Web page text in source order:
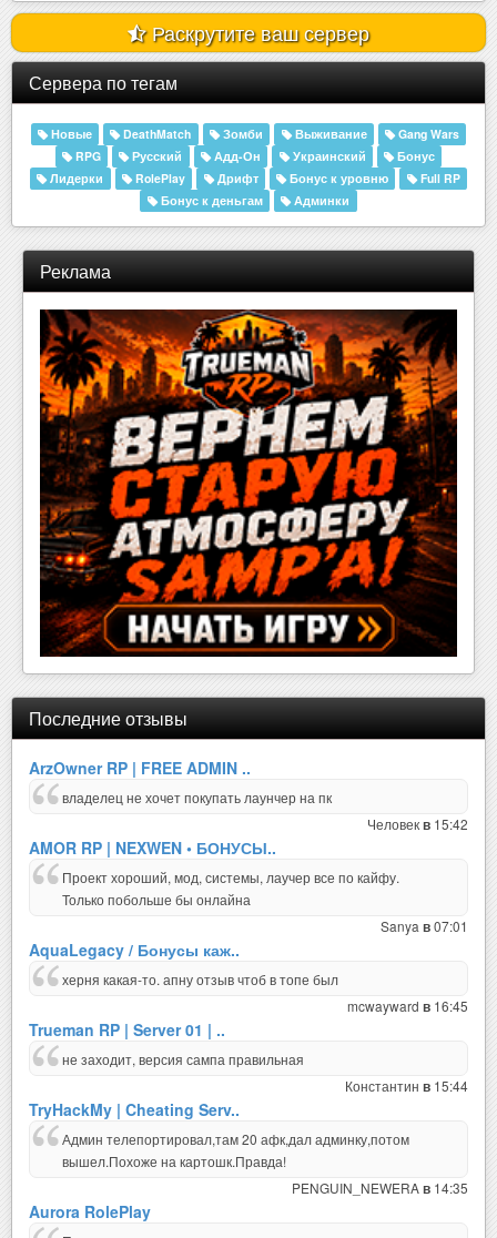
Раскрутите ваш сервер
Сервера по тегам
Новые DeathMatch Зомби Выживание
Gang Wars
RPG
Русский Адд-Он Украинский
Бонус
Лидерки
RolePlay Дрифт Бонус к уровню
Full RP
Бонус к деньгам
Админки
Реклама
Последние отзывы
ArzOwner RP | FREE ADMIN ..
владелец не хочет покупать лаунчер на пк
Человекв 15:42
AMOR RP | NEXWEN • БОНУСЫ..
Проект хороший, мод, системы, лаучер все по кайфу.
Только побольше бы онлайна
Sanya в07:01
AquaLegacy / Бонусы каж..
херня какая-то. апну отзыв чтоб в топе был
mcwayward в 16:45
Trueman RP | Server 01 | ..
не заходит, версия сампа правильная
Константин в 15:44
TryHackMy | Cheating Serv..
Админ телепортировал,там 20 афк,дал админку,потом
вышел.Похоже на картошк.Правда!
PENGUIN_NEWERAв 14:35
Aurora RolePlay